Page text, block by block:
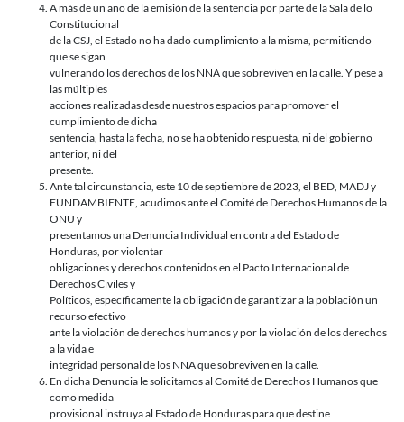
A más de un año de la emisión de la sentencia por parte de la Sala de lo
Constitucional
de la CSJ, el Estado no ha dado cumplimiento a la misma, permitiendo
que se sigan
vulnerando los derechos de los NNA que sobreviven en la calle. Y pese a
las múltiples
acciones realizadas desde nuestros espacios para promover el
cumplimiento de dicha
sentencia, hasta la fecha, no se ha obtenido respuesta, ni del gobierno
anterior, ni del
presente.
Ante tal circunstancia, este 10 de septiembre de 2023, el BED, MADJ y
FUNDAMBIENTE, acudimos ante el Comité de Derechos Humanos de la
ONU y
presentamos una Denuncia Individual en contra del Estado de
Honduras, por violentar
obligaciones y derechos contenidos en el Pacto Internacional de
Derechos Civiles y
Políticos, específicamente la obligación de garantizar a la población un
recurso efectivo
ante la violación de derechos humanos y por la violación de los derechos
a la vida e
integridad personal de los NNA que sobreviven en la calle.
En dicha Denuncia le solicitamos al Comité de Derechos Humanos que
como medida
provisional instruya al Estado de Honduras para que destine